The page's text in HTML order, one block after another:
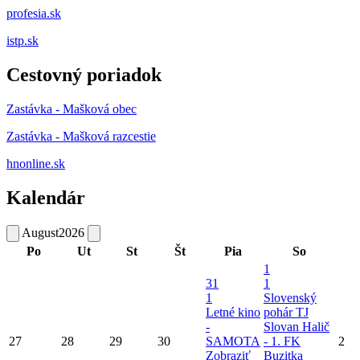
profesia.sk
istp.sk
Cestovný poriadok
Zastávka - Mašková obec
Zastávka - Mašková razcestie
hnonline.sk
Kalendár
August2026
Po
Ut St Št Pia So
27 28 29 30
31
1
Letné kino
-
SAMOTA
Zobraziť
1
1
Slovenský
pohár TJ
Slovan Halič
- 1. FK
Buzitka
2